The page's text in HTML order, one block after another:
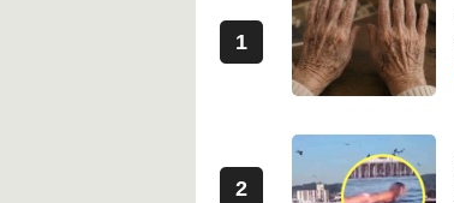
1
2